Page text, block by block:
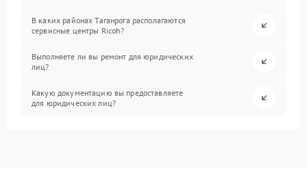
В каких районах Таганрога располагаются
сервисные центры Ricoh?
Выполняете ли вы ремонт для юридических
лиц?
Какую документацию вы предоставляете
для юридических лиц?